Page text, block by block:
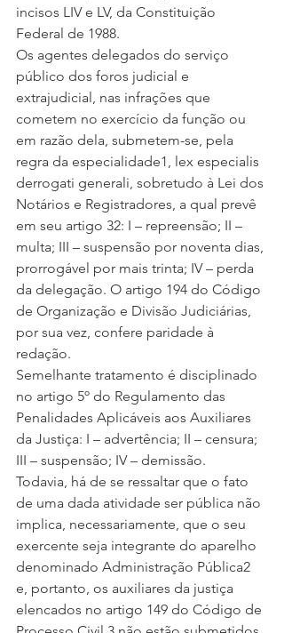
incisos LIV e LV, da Constituição
Federal de 1988.
Os agentes delegados do serviço
público dos foros judicial e
extrajudicial, nas infrações que
cometem no exercício da função ou
em razão dela, submetem-se, pela
regra da especialidade1, lex especialis
derrogati generali, sobretudo à Lei dos
Notários e Registradores, a qual prevê
em seu artigo 32: I – repreensão; II –
multa; III – suspensão por noventa dias,
prorrogável por mais trinta; IV – perda
da delegação. O artigo 194 do Código
de Organização e Divisão Judiciárias,
por sua vez, confere paridade à
redação.
Semelhante tratamento é disciplinado
no artigo 5º do Regulamento das
Penalidades Aplicáveis aos Auxiliares
da Justiça: I – advertência; II – censura;
III – suspensão; IV – demissão.
Todavia, há de se ressaltar que o fato
de uma dada atividade ser pública não
implica, necessariamente, que o seu
exercente seja integrante do aparelho
denominado Administração Pública2
e, portanto, os auxiliares da justiça
elencados no artigo 149 do Código de